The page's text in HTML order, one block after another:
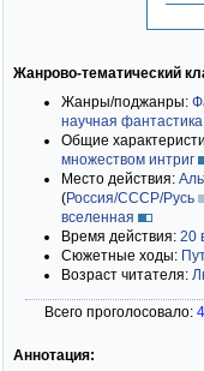
Жанрово-тематический
Жанры/поджанры:
научная фантастика
Общие
множеством интриг
Место действия:
(Россия/СССР/Русь
вселенная
Время действия: 20
Сюжетные ходы:
Возраст читателя:
Всего проголосовало:
Аннотация: